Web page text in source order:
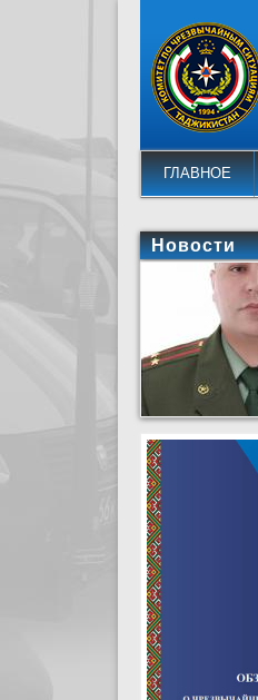
ГЛАВНОЕ
Новости